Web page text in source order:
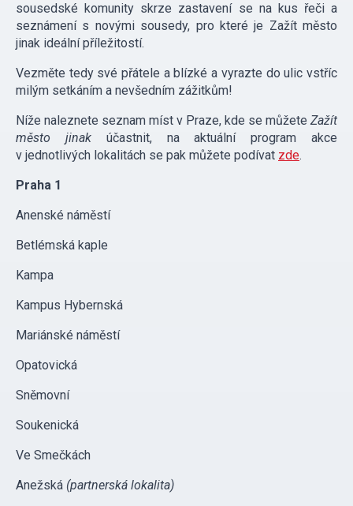
sousedské komunity skrze zastavení se na kus řeči a
seznámení s novými sousedy, pro které je Zažít město
jinak ideální příležitostí.
Vezměte tedy své přátele a blízké a vyrazte do ulic vstříc
milým setkáním a nevšedním zážitkům!
Níže naleznete seznam míst v Praze, kde se můžete Zažít
město jinakúčastnit, na aktuální program akce
v jednotlivých lokalitách se pak můžete podívat zde.
Praha 1
Anenské náměstí
Betlémská kaple
Kampa
Kampus Hybernská
Mariánské náměstí
Opatovická
Sněmovní
Soukenická
Ve Smečkách
Anežská (partnerská lokalita)